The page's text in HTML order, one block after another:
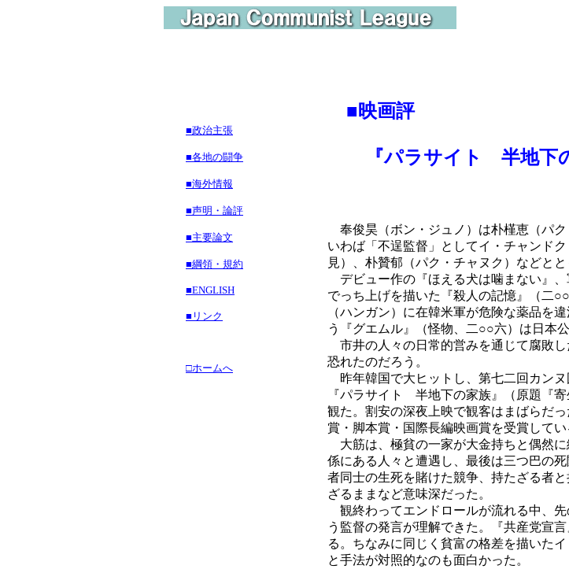
■政治主張
■各地の闘争
■海外情報
■声明・論評
■主要論文
■綱領・規約
■ENGLISH
■リンク
□ホームへ
■ 映画評
『パラサイト 半地下の
奉俊昊（ボン・ジュノ）は朴槿恵（パ
いわば「不逞監督」としてイ・チャンド
見）、朴贊郁（パク・チャヌク）などと
デビュー作の『ほえる犬は噛まない』
でっち上げを描いた『殺人の記憶』（二
（ハンガン）に在韓米軍が危険な薬品を
う『グエムル』（怪物、二○○六）は日本
市井の人々の日常的営みを通じて腐敗し
恐れたのだろう。
昨年韓国で大ヒットし、第七二回カン
『パラサイト 半地下の家族』（原題『
観た。割安の深夜上映で観客はまばらだ
賞・脚本賞・国際長編映画賞を受賞してい
大筋は、極貧の一家が大金持ちと偶然
係にある人々と遭遇し、最後は三つ巴の
者同士の生死を賭けた競争、持たざる者
ざるままなど意味深だった。
観終わってエンドロールが流れる中、
う監督の発言が理解できた。『共産党宣
る。ちなみに同じく貧富の格差を描いた
と手法が対照的なのも面白かった。